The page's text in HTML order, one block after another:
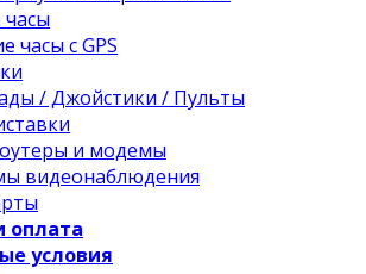
часы с GPS
/ Джойстики / Пульты
и модемы
видеонаблюдения
оплата
условия